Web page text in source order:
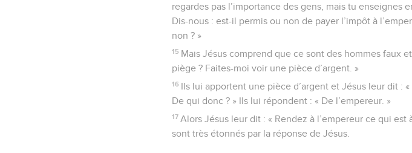
regardes pas l’importance des gens, mais tu enseignes
Dis-nous : est-il permis ou non de payer l’impôt à
non ? »
15 Mais Jésus comprend que ce sont des hommes faux
piège ? Faites-moi voir une pièce d’argent. »
16 Ils lui apportent une pièce d’argent et Jésus leur dit :
De qui donc ? » Ils lui répondent : « De l’empereur. »
17 Alors Jésus leur dit : « Rendez à l’empereur ce qui
sont très étonnés par la réponse de Jésus.